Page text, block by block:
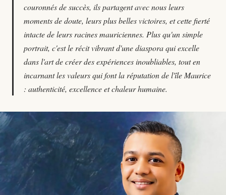
couronnés de succès, ils partagent avec nous leurs
moments de doute, leurs plus belles victoires, et cette fierté
intacte de leurs racines mauriciennes. Plus qu'un simple
portrait, c'est le récit vibrant d'une diaspora qui excelle
dans l'art de créer des expériences inoubliables, tout en
incarnant les valeurs qui font la réputation de l'île Maurice
: authenticité, excellence et chaleur humaine.